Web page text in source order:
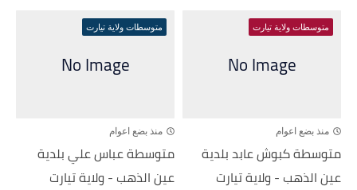
متوسطات ولاية تيارت
منذ بضع اعوام
متوسطة كبوش عابد بلدية
عين الذهب - ولاية تيارت
متوسطات ولاية تيارت
منذ بضع اعوام
متوسطة عباس علي بلدية
عين الذهب - ولاية تيارت